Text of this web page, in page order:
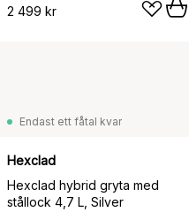
2 499 kr
Endast ett fåtal kvar
Hexclad
Hexclad hybrid gryta med
stållock 4,7 L, Silver